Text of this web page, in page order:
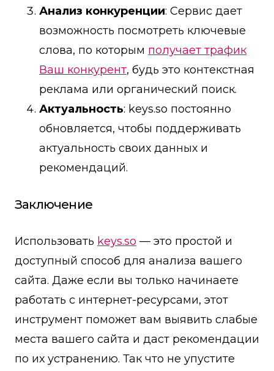
Анализ конкуренции: Сервис дает
возможность посмотреть ключевые
слова, по которым получает трафик
Ваш конкурент, будь это контекстная
реклама или органический поиск.
Актуальность: keys.so постоянно
обновляется, чтобы поддерживать
актуальность своих данных и
рекомендаций.
Заключение
Использовать keys.so — это простой и
доступный способ для анализа вашего
сайта. Даже если вы только начинаете
работать с интернет-ресурсами, этот
инструмент поможет вам выявить слабые
места вашего сайта и даст рекомендации
по их устранению. Так что не упустите